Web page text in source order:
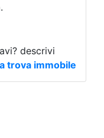
descrivi
trova immobile